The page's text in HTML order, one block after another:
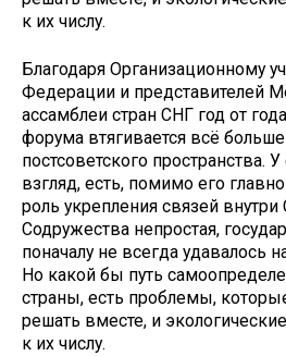
к их числу.
Благодаря Организационному
Федерации и представителей
ассамблеи стран СНГ год от
форума втягивается всё больше
постсоветского пространства.
взгляд, есть, помимо его
роль укрепления связей
Содружества непростая,
поначалу не всегда удавалось
Но какой бы путь
страны, есть проблемы,
решать вместе, и
к их числу.